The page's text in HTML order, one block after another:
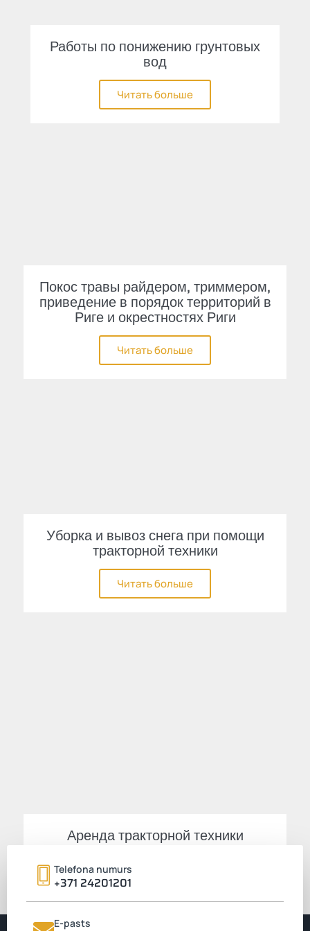
Работы по понижению грунтовых
вод
Читать больше
Покос травы райдером, триммером,
приведение в порядок территорий в
Риге и окрестностях Риги
Читать больше
Уборка и вывоз снега при помощи
тракторной техники
Читать больше
Аренда тракторной техники
Читать больше
Telefona numurs
+371 24201201
E-pasts